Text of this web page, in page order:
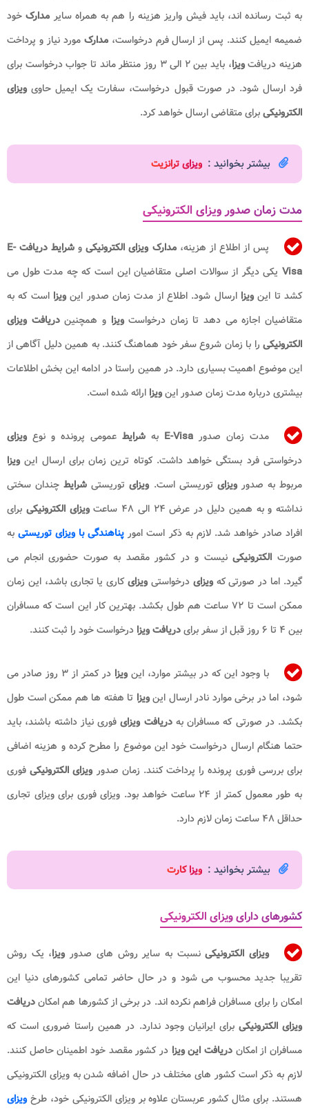
به ثبت رسانده اند، باید فیش واریز هزینه را هم به همراه سایر مدارکخود
ضمیمه ایمیل کنند. پس از ارسال فرم درخواست،مدارک مورد نیاز و پرداخت
هزینه دریافتویزا
، باید بین ۲ الی ۳ روز منتظر ماند تا جواب درخواست برای
فرد ارسال شود. در صورت قبول درخواست، سفارت یک ایمیل حاوی ویزای
الکترونیکیبرای متقاضی ارسال خواهد کرد.
بیشتر بخوانید : ویزای ترانزیت
مدت زمان صدور ویزای الکترونیکی
پس از اطلاع از هزینه،مدارک ویزای الکترونیکیو
شرایط دریافت E-
Visa یکی دیگر از سوالات اصلی متقاضیان این است که چه مدت طول می
کشد تا این ویزاارسال شود. اطلاع از مدت زمان صدور این ویزا است که به
متقاضیان اجازه می دهد تا زمان درخواستویزا و همچنیندریافت ویزای
الکترونیکی را با زمان شروع سفر خود هماهنگ کنند. به همین دلیل آگاهی از
این موضوع اهمیت بسیاری دارد. در همین راستا در ادامه این بخش اطلاعات
بیشتری درباره مدت زمان صدور اینویزا ارائه شده است.
مدت زمان صدور به شرایط عمومی پرونده و نوع ویزای
درخواستی فرد بستگی خواهد داشت. کوتاه ترین زمان برای ارسال این ویزا
مربوط به صدورویزای توریستی است. ویزایتوریستی شرایطچندان سختی
نداشته و به همین دلیل در عرض ۲۴ الی ۴۸ ساعت
ویزای الکترونیکی برای
افراد صادر خواهد شد. لازم به ذکر است امور پناهندگی با ویزای توریستیبه
صورت الکترونیکینیست و در کشور مقصد به صورت حضوری انجام می
گیرد. اما در صورتی کهویزای درخواستی ویزایکاری یا تجاری باشد، این زمان
ممکن است تا ۷۲ ساعت هم طول بکشد. بهترین کار این است که مسافران
بین ۴ تا ۶ روز قبل از سفر برای
دریافت ویزا درخواست خود را ثبت کنند.
با وجود این که در بیشتر موارد، این ویزا
در کمتر از ۳ روز صادر می
شود، اما در برخی موارد نادر ارسال اینویزا تا هفته ها هم ممکن است طول
بکشد. در صورتی که مسافران به دریافت ویزایفوری نیاز داشته باشند، باید
حتما هنگام ارسال درخواست خود این موضوع را مطرح کرده و هزینه اضافی
برای بررسی فوری پرونده را پرداخت کنند. زمان صدور ویزای الکترونیکیفوری
به طور معمول کمتر از ۲۴ ساعت خواهد بود. ویزای فوری برای ویزای تجاری
حداقل ۴۸ ساعت زمان لازم دارد.
بیشتر بخوانید : ویزا کارت
کشورهای دارای ویزای الکترونیکی
ویزای الکترونیکینسبت به سایر روش های صدور ویزا، یک روش
تقریبا جدید محسوب می شود و در حال حاضر تمامی کشورهای دنیا این
امکان را برای مسافران فراهم نکرده اند. در برخی از کشورها هم امکاندریافت
ویزای الکترونیکی برای ایرانیان وجود ندارد. در همین راستا ضروری است که
مسافران از امکان دریافت این ویزا در کشور مقصد خود اطمینان حاصل کنند.
لازم به ذکر است کشور های مختلف در حال اضافه شدن به ویزای الکترونیکی
هستند. برای مثال کشور عربستان علاوه بر ویزای الکترونیکی خود، طرخویزای